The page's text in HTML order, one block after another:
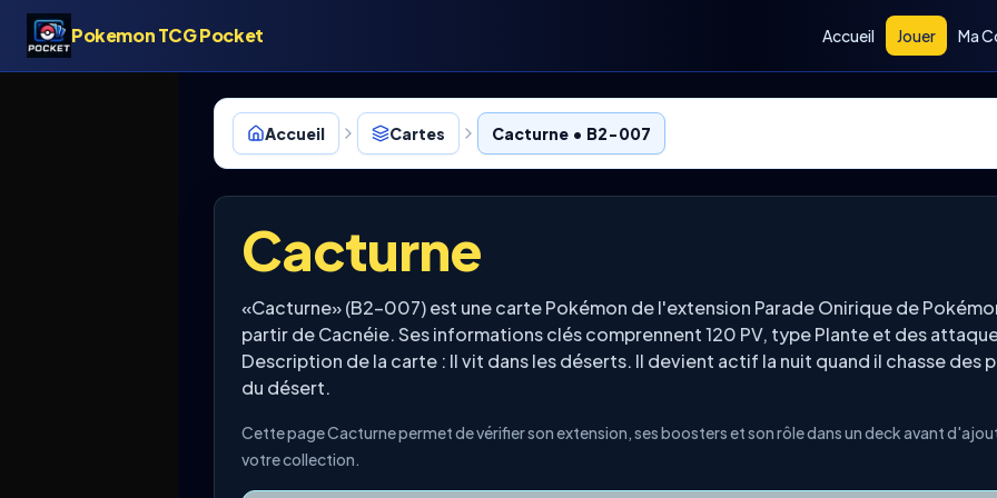
Pokemon TCG Pocket Accueil Jouer Ma
Accueil Cartes Cacturne • B2-007
Cacturne
«Cacturne» (B2-007) est une carte Pokémon de l'extension Parade Onirique de
partir de Cacnéie. Ses informations clés comprennent 120 PV, type Plante et des
Description de la carte : Il vit dans les déserts. Il devient actif la nuit quand il chasse des
du désert.
Cette page Cacturne permet de vérifier son extension, ses boosters et son rôle dans un deck avant
votre collection.